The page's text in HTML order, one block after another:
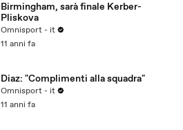
Birmingham, sarà finale Kerber-
Pliskova
Omnisport - it
11 anni fa
Diaz: "Complimenti alla squadra"
Omnisport - it
11 anni fa